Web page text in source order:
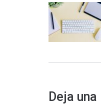
Deja